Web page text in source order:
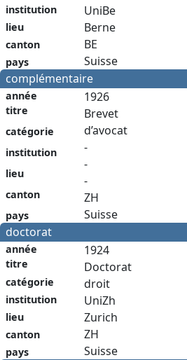
institution
lieu
canton
pays
UniBe
Berne
BE
Suisse
complémentaire
année
titre
catégorie
institution
lieu
canton
pays
1926
Brevet
d’avocat
-
-
-
ZH
Suisse
doctorat
année
titre
catégorie
institution
lieu
canton
pays
1924
Doctorat
droit
UniZh
Zurich
ZH
Suisse